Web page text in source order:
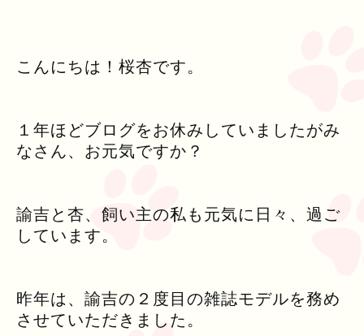
こんにちは！桜杏です。
１年ほどブログをお休みしていましたがみ
なさん、お元気ですか？
諭吉と杏、飼い主の私も元気に日々、過ご
しています。
昨年は、諭吉の２度目の雑誌モデルを務め
させていただきました。